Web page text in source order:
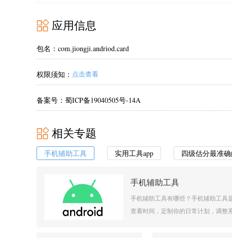
应用信息
包名：com.jiongji.andriod.card
权限须知： 点击查看
备案号：蜀ICP备19040505号-14A
相关专题
手机辅助工具 实用工具app 四级估分最准
手机辅助工具
手机辅助工具有哪些？手机辅助工具
查看时间，定制你的日常计划，调整